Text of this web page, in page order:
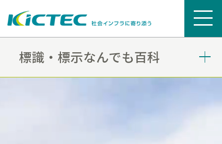
標識・標示なんでも百科